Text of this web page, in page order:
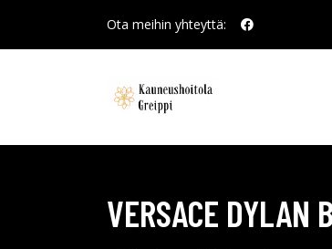
Ota meihin yhteyttä:
VERSACE DYLAN